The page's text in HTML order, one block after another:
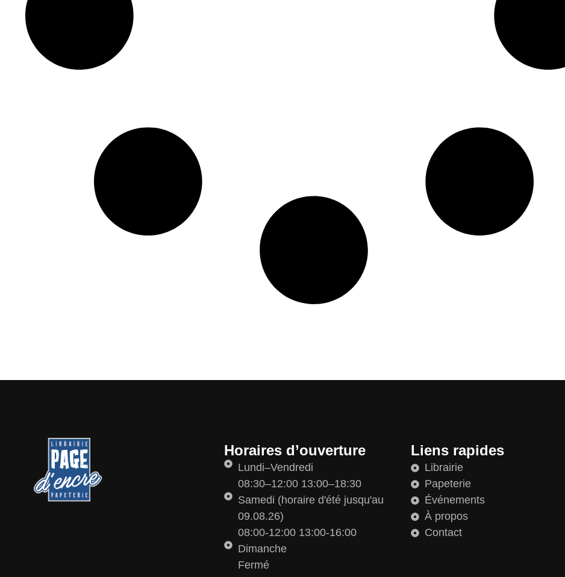
Horaires d’ouverture
Lundi–Vendredi
08:30–12:00 13:00–18:30
Samedi (horaire d'été jusqu'au
09.08.26)
08:00-12:00 13:00-16:00
Dimanche
Fermé
Liens rapides
Librairie
Papeterie
Événements
À propos
Contact